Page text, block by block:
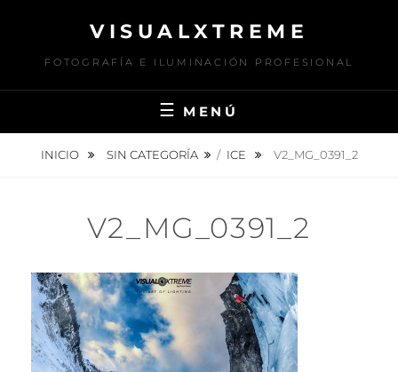
contenido
VISUALXTREME
FOTOGRAFÍA E ILUMINACIÓN PROFESIONAL
MENÚ
INICIO SIN CATEGORÍA / ICE V2_MG_0391_2
V2_MG_0391_2